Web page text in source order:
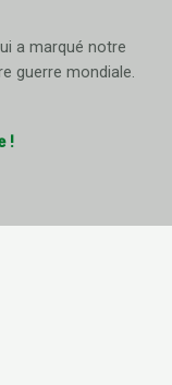
a marqué notre
guerre mondiale.
!